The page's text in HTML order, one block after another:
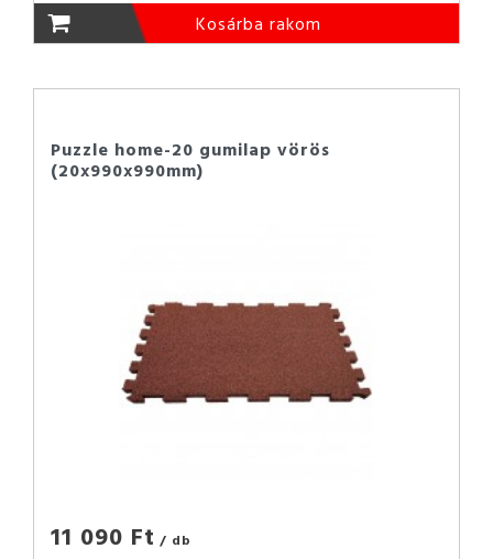
Kosárba rakom
Puzzle home-20 gumilap vörös
(20x990x990mm)
11 090 Ft / db